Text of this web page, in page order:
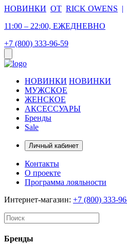
НОВИНКИ ОТ RICK OWENS |
11:00 – 22:00, ЕЖЕДНЕВНО
+7 (800) 333-96-59
НОВИНКИ НОВИНКИ
МУЖСКОЕ
ЖЕНСКОЕ
АКСЕССУАРЫ
Бренды
Sale
Личный кабинет
Контакты
О проекте
Программа лояльности
Интернет-магазин: +7 (800) 333-
Бренды